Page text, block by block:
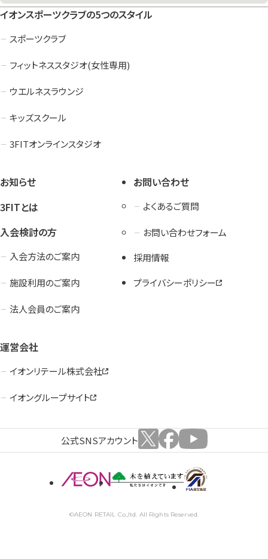
イオンスポーツクラブの5つのスタイル
スポーツクラブ
フィットネススタジオ(女性専用)
ウエルネスラウンジ
キッズスクール
3FITオンラインスタジオ
お知らせ
3FITとは
入会検討の方
入会方法のご案内
施設利用のご案内
法人会員のご案内
お問い合わせ
よくあるご質問
お問い合わせフォーム
採用情報
プライバシーポリシー
運営会社
イオンリテール株式会社
イオングループサイト
公式SNSアカウント
©AEON RETAIL Co.,ltd. All Rights Reserved.